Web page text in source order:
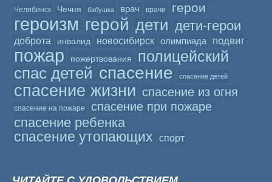
Челябинск Чечня бабушка врач врачи герои
героизм герой дети дети-герои
доброта инвалид новосибирск олимпиада подвиг
пожар пожертвования
полицейский
спас детей спасение спасение детей
спасение жизни спасение из огня
спасение на пожаре спасение при пожаре
спасение ребенка
спасение утопающих
спорт